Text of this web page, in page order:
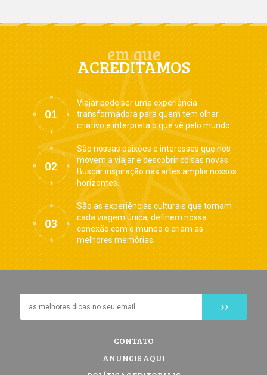
em que
ACREDITAMOS
Viajar pode ser uma experiência
transformadora para quem tem olhar
criativo e interpreta o que vê pelo mundo.
São nossas paixões e interesses que nos
movem a viajar e descobrir coisas novas.
Buscar inspiração nas artes amplia nossos
horizontes.
São as experiências culturais que tornam
cada viagem única, definem nossa
conexão com o mundo e criam as
melhores memórias.
CONTATO
ANUNCIE AQUI